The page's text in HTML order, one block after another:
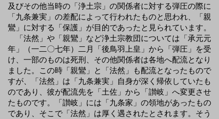
及びその他当時の「浄土宗」の関係者に対する弾圧の際に
「九条兼実」の差配によって行われたものと思われ、「親
鸞」に対する「保護」が目的であったと見られています。
「法然」や「親鸞」など浄土宗教団については「承元元
年」（一二〇七年）二月「後鳥羽上皇」から「弾圧」を受
け、一部のものは死刑、その他関係者は各地へ配流となり
ました。この時「親鸞」と「法然」も配流となったもので
すが、「法然」は「九条兼実」自身が深く帰依していたも
のであり、彼が配流先を「土佐」から「讃岐」へ変更させ
たものです。「讃岐」には「九条家」の領地があったもの
であり、そこで「法然」は厚く遇されたとされます。そう